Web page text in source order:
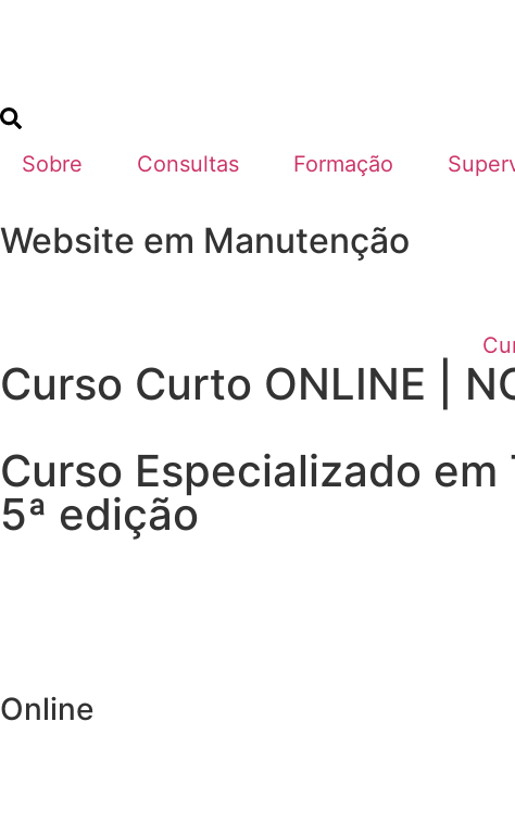
Sobre Consultas Formação
Website em Manutenção
Curso Curto ONLINE |
Curso Especializado em
5ª edição
Online